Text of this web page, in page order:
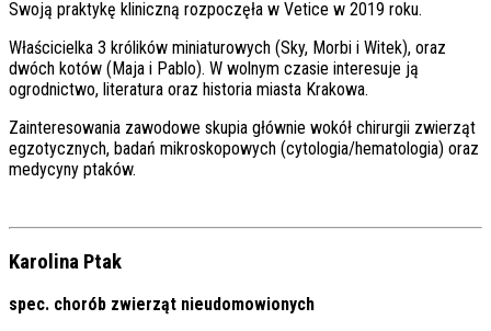
Swoją praktykę kliniczną rozpoczęła w Vetice w 2019 roku.
Właścicielka 3 królików miniaturowych (Sky, Morbi i Witek), oraz
dwóch kotów (Maja i Pablo). W wolnym czasie interesuje ją
ogrodnictwo, literatura oraz historia miasta Krakowa.
Zainteresowania zawodowe skupia głównie wokół chirurgii zwierząt
egzotycznych, badań mikroskopowych (cytologia/hematologia) oraz
medycyny ptaków.
Karolina Ptak
spec. chorób zwierząt nieudomowionych